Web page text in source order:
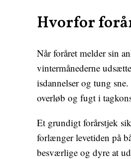
Hvorfor
Når foråret melder sin
vintermånederne
isdannelser og tung
overløb og fugt i
Et grundigt forårstjek
forlænger levetiden på
besværlige og dyre at